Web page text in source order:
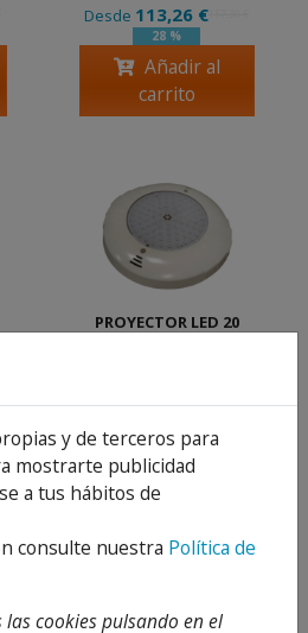
Desde 113,26 €
28 %
Añadir al
carrito
PROYECTOR LED 20
WATT RGB C/MANDO
28 %
Añadir al
carrito
y de terceros para
mostrarte publicidad
a tus hábitos de
consulte nuestra Política de
cookies pulsando en el